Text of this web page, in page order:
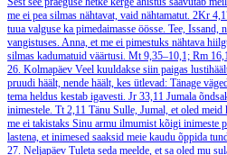
me ei pea silmas nähtavat, vaid nähtamatut. 2Kr
tuua valguse ka pimedaimasse öösse. Tee, Issand,
vangistuses. Anna, et me ei pimestuks nähtava
silmas kadumatuid väärtusi. Mt 9,35–10,1; Rm
26. Kolmapäev Veel kuuldakse siin paigas
pruudi häält, nende häält, kes ütlevad: Tänage
tema heldus kestab igavesti. Jr 33,11 Jumala
inimestele. Tt 2,11 Tänu Sulle, Jumal, et oled
me ei takistaks Sinu armu ilmumist kõigi inimeste
lastena, et inimesed saaksid meie kaudu õppida
27. Neljapäev Tuleta seda meelde, et sa oled mu